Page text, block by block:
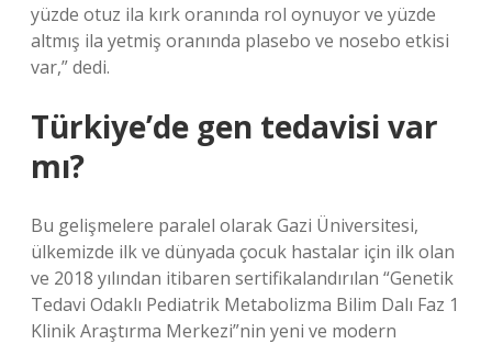
yüzde otuz ila kırk oranında rol oynuyor ve yüzde
altmış ila yetmiş oranında plasebo ve nosebo etkisi
var,” dedi.
Türkiye’de gen tedavisi var
mı?
Bu gelişmelere paralel olarak Gazi Üniversitesi,
ülkemizde ilk ve dünyada çocuk hastalar için ilk olan
ve 2018 yılından itibaren sertifikalandırılan “Genetik
Tedavi Odaklı Pediatrik Metabolizma Bilim Dalı Faz 1
Klinik Araştırma Merkezi”nin yeni ve modern